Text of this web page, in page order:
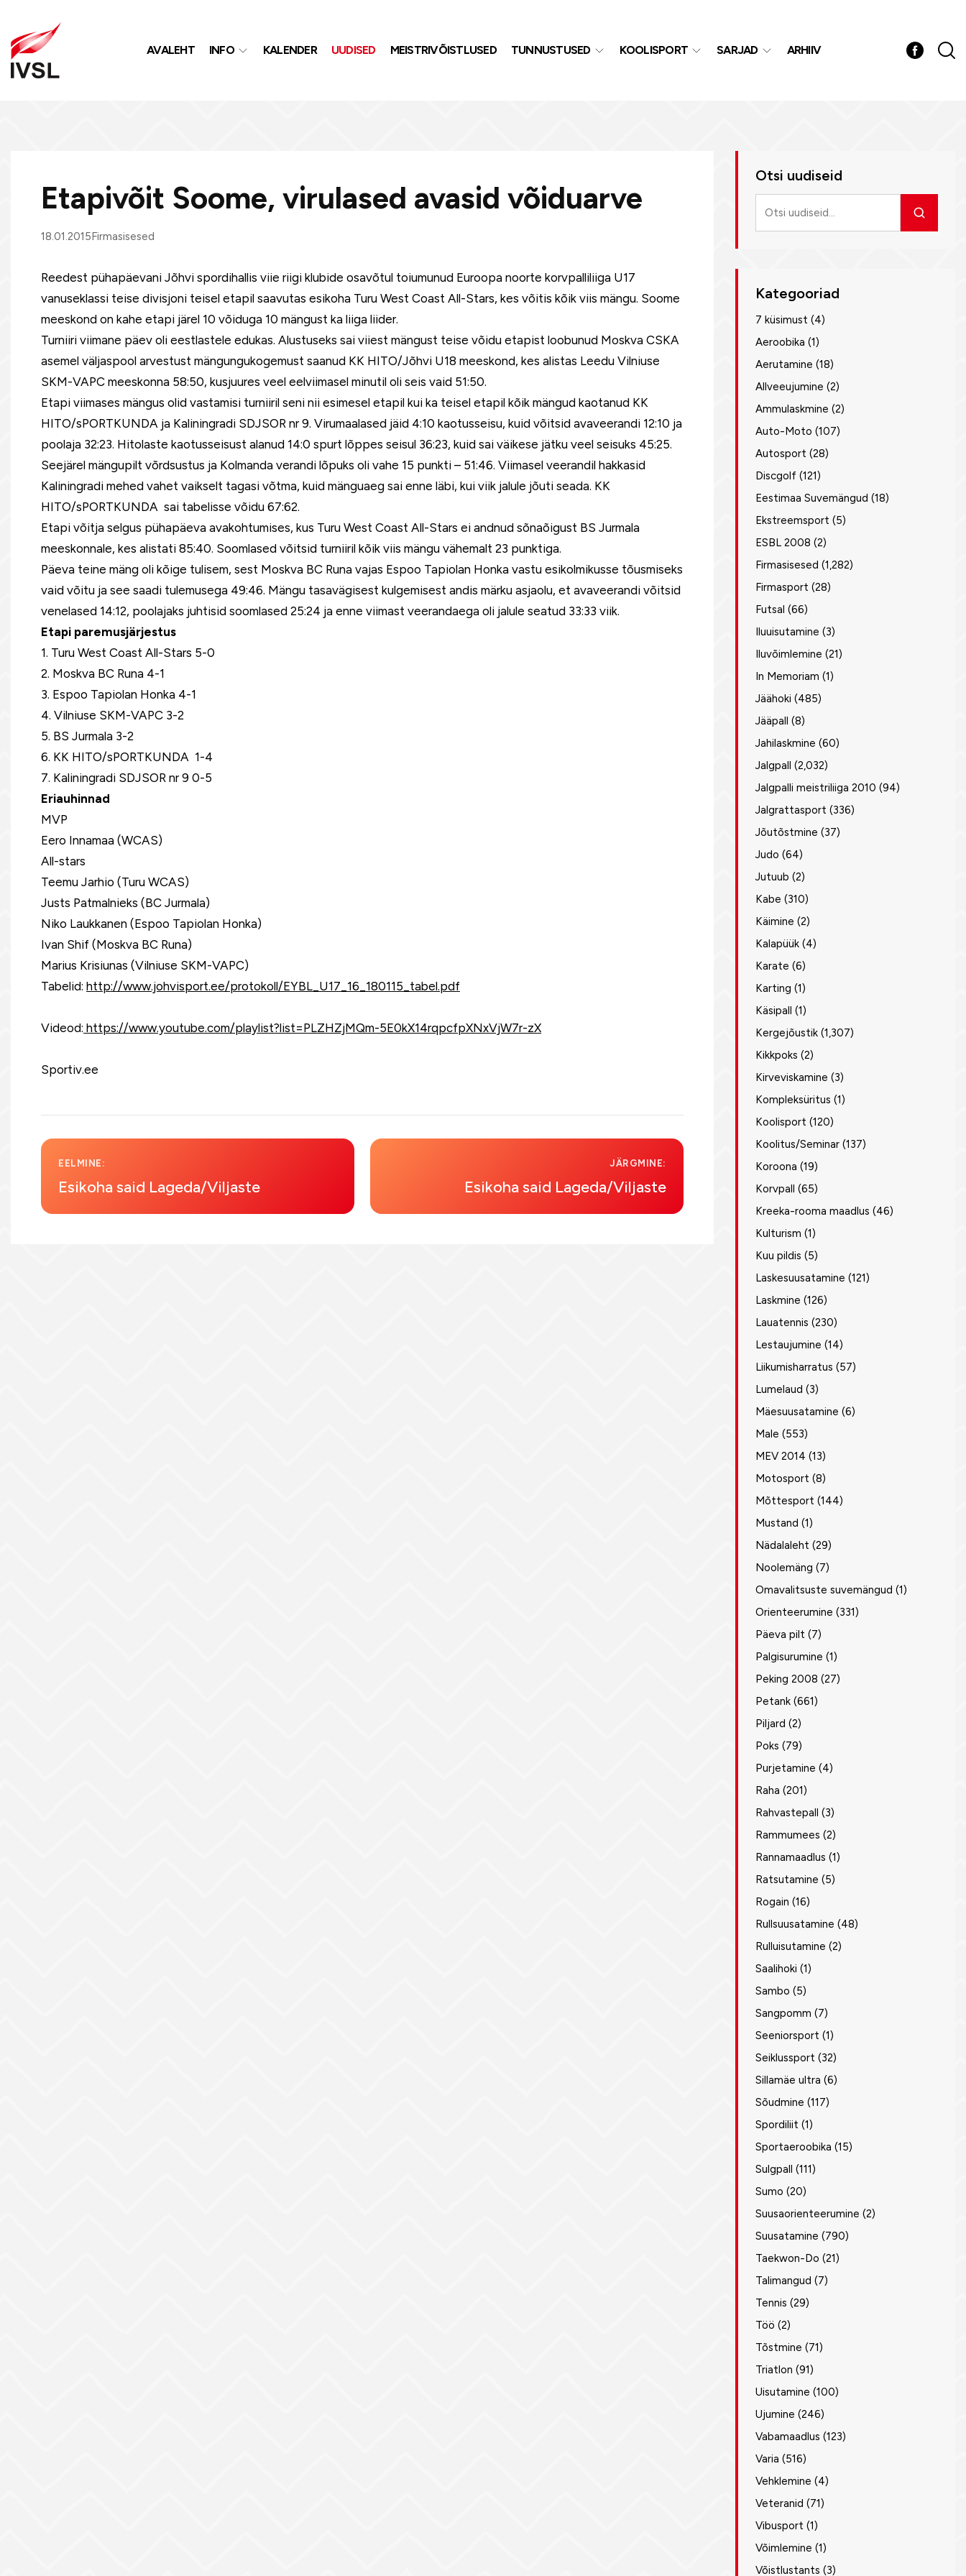
AVALEHT INFO KALENDER UUDISED MEISTRIVÕISTLUSED TUNNUSTUSED KOOLISPORT SARJAD ARHIIV
Etapivõit Soome, virulased avasid võiduarve
18.01.2015Firmasisesed
Reedest pühapäevani Jõhvi spordihallis viie riigi klubide osavõtul toiumunud Euroopa noorte korvpalliliiga U17
vanuseklassi teise divisjoni teisel etapil saavutas esikoha Turu West Coast All-Stars, kes võitis kõik viis mängu. Soome
meeskond on kahe etapi järel 10 võiduga 10 mängust ka liiga liider.
Turniiri viimane päev oli eestlastele edukas. Alustuseks sai viiest mängust teise võidu etapist loobunud Moskva CSKA
asemel väljaspool arvestust mängungukogemust saanud KK HITO/Jõhvi U18 meeskond, kes alistas Leedu Vilniuse
SKM-VAPC meeskonna 58:50, kusjuures veel eelviimasel minutil oli seis vaid 51:50.
Etapi viimases mängus olid vastamisi turniiril seni nii esimesel etapil kui ka teisel etapil kõik mängud kaotanud KK
HITO/sPORTKUNDA ja Kaliningradi SDJSOR nr 9. Virumaalased jäid 4:10 kaotusseisu, kuid võitsid avaveerandi 12:10 ja
poolaja 32:23. Hitolaste kaotusseisust alanud 14:0 spurt lõppes seisul 36:23, kuid sai väikese jätku veel seisuks 45:25.
Seejärel mängupilt võrdsustus ja Kolmanda verandi lõpuks oli vahe 15 punkti – 51:46. Viimasel veerandil hakkasid
Kaliningradi mehed vahet vaikselt tagasi võtma, kuid mänguaeg sai enne läbi, kui viik jalule jõuti seada. KK
HITO/sPORTKUNDA sai tabelisse võidu 67:62.
Etapi võitja selgus pühapäeva avakohtumises, kus Turu West Coast All-Stars ei andnud sõnaõigust BS Jurmala
meeskonnale, kes alistati 85:40. Soomlased võitsid turniiril kõik viis mängu vähemalt 23 punktiga.
Päeva teine mäng oli kõige tulisem, sest Moskva BC Runa vajas Espoo Tapiolan Honka vastu esikolmikusse tõusmiseks
vaid võitu ja see saadi tulemusega 49:46. Mängu tasavägisest kulgemisest andis märku asjaolu, et avaveerandi võitsid
venelased 14:12, poolajaks juhtisid soomlased 25:24 ja enne viimast veerandaega oli jalule seatud 33:33 viik.
Etapi paremusjärjestus
1. Turu West Coast All-Stars 5-0
2. Moskva BC Runa 4-1
3. Espoo Tapiolan Honka 4-1
4. Vilniuse SKM-VAPC 3-2
5. BS Jurmala 3-2
6. KK HITO/sPORTKUNDA 1-4
7. Kaliningradi SDJSOR nr 9 0-5
Eriauhinnad
MVP
Eero Innamaa (WCAS)
All-stars
Teemu Jarhio (Turu WCAS)
Justs Patmalnieks (BC Jurmala)
Niko Laukkanen (Espoo Tapiolan Honka)
Ivan Shif (Moskva BC Runa)
Marius Krisiunas (Vilniuse SKM-VAPC)
Tabelid: http://www.johvisport.ee/protokoll/EYBL_U17_16_180115_tabel.pdf
Videod: https://www.youtube.com/playlist?list=PLZHZjMQm-5E0kX14rqpcfpXNxVjW7r-zX
Sportiv.ee
EELMINE:
Esikoha said Lageda/Viljaste
JÄRGMINE:
Esikoha said Lageda/Viljaste
Otsi uudiseid
uudiseid
Kategooriad
7 küsimust (4)
Aeroobika (1)
Aerutamine (18)
Allveeujumine (2)
Ammulaskmine (2)
Auto-Moto (107)
Autosport (28)
Discgolf (121)
Eestimaa Suvemängud (18)
Ekstreemsport (5)
ESBL 2008 (2)
Firmasisesed (1,282)
Firmasport (28)
Futsal (66)
Iluuisutamine (3)
Iluvõimlemine (21)
In Memoriam (1)
Jäähoki (485)
Jääpall (8)
Jahilaskmine (60)
Jalgpall (2,032)
Jalgpalli meistriliiga 2010 (94)
Jalgrattasport (336)
Jõutõstmine (37)
Judo (64)
Jutuub (2)
Kabe (310)
Käimine (2)
Kalapüük (4)
Karate (6)
Karting (1)
Käsipall (1)
Kergejõustik (1,307)
Kikkpoks (2)
Kirveviskamine (3)
Kompleksüritus (1)
Koolisport (120)
Koolitus/Seminar (137)
Koroona (19)
Korvpall (65)
Kreeka-rooma maadlus (46)
Kulturism (1)
Kuu pildis (5)
Laskesuusatamine (121)
Laskmine (126)
Lauatennis (230)
Lestaujumine (14)
Liikumisharratus (57)
Lumelaud (3)
Mäesuusatamine (6)
Male (553)
MEV 2014 (13)
Motosport (8)
Mõttesport (144)
Mustand (1)
Nädalaleht (29)
Noolemäng (7)
Omavalitsuste suvemängud (1)
Orienteerumine (331)
Päeva pilt (7)
Palgisurumine (1)
Peking 2008 (27)
Petank (661)
Piljard (2)
Poks (79)
Purjetamine (4)
Raha (201)
Rahvastepall (3)
Rammumees (2)
Rannamaadlus (1)
Ratsutamine (5)
Rogain (16)
Rullsuusatamine (48)
Rulluisutamine (2)
Saalihoki (1)
Sambo (5)
Sangpomm (7)
Seeniorsport (1)
Seiklussport (32)
Sillamäe ultra (6)
Sõudmine (117)
Spordiliit (1)
Sportaeroobika (15)
Sulgpall (111)
Sumo (20)
Suusaorienteerumine (2)
Suusatamine (790)
Taekwon-Do (21)
Talimangud (7)
Tennis (29)
Töö (2)
Tõstmine (71)
Triatlon (91)
Uisutamine (100)
Ujumine (246)
Vabamaadlus (123)
Varia (516)
Vehklemine (4)
Veteranid (71)
Vibusport (1)
Võimlemine (1)
Võistlustants (3)